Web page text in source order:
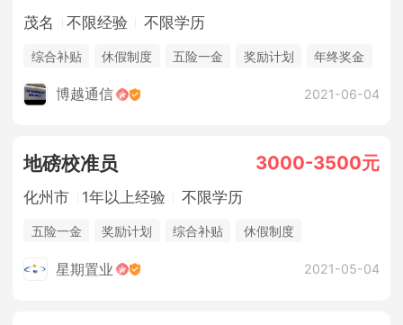
茂名 不限经验 不限学历
综合补贴 休假制度 五险一金 奖励计划
年终奖金
法定节假日
博越通信 2021-06-04
地磅校准员 3000-3500元
化州市 1年以上经验 不限学历
五险一金 奖励计划 综合补贴
休假制度
星期置业 2021-05-04